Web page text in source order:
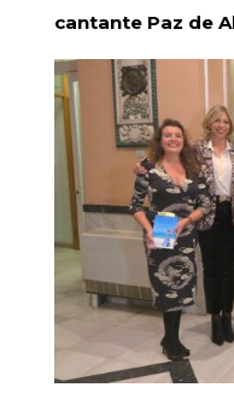
cantante Paz de